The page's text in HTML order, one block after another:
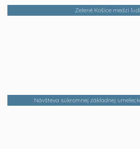
Zelené Košice medzi
Návšteva súkromnej základnej